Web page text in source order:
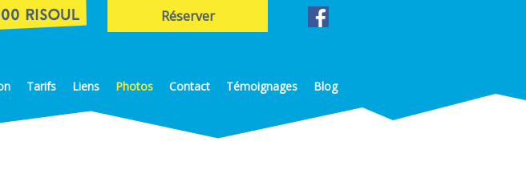
réserver
Tarifs Liens Photos Contact Témoignages Blog